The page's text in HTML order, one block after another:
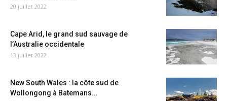
20 juillet 2022
Cape Arid, le grand sud sauvage de
l’Australie occidentale
13 juillet 2022
New South Wales : la côte sud de
Wollongong à Batemans...